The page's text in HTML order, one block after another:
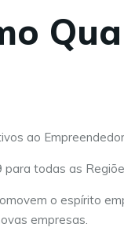
ao
todas as
o espírito
empresas.